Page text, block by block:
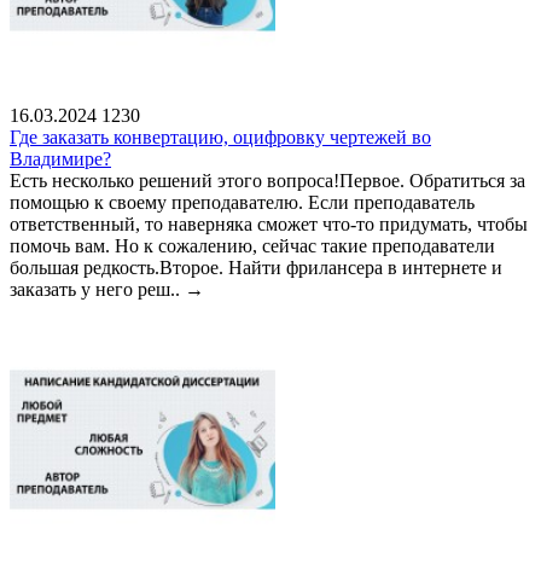
16.03.2024 1230
Где заказать конвертацию, оцифровку чертежей во
Владимире?
Есть несколько решений этого вопроса!Первое. Обратиться за
помощью к своему преподавателю. Если преподаватель
ответственный, то наверняка сможет что-то придумать, чтобы
помочь вам. Но к сожалению, сейчас такие преподаватели
большая редкость.Второе. Найти фрилансера в интернете и
заказать у него реш.. →